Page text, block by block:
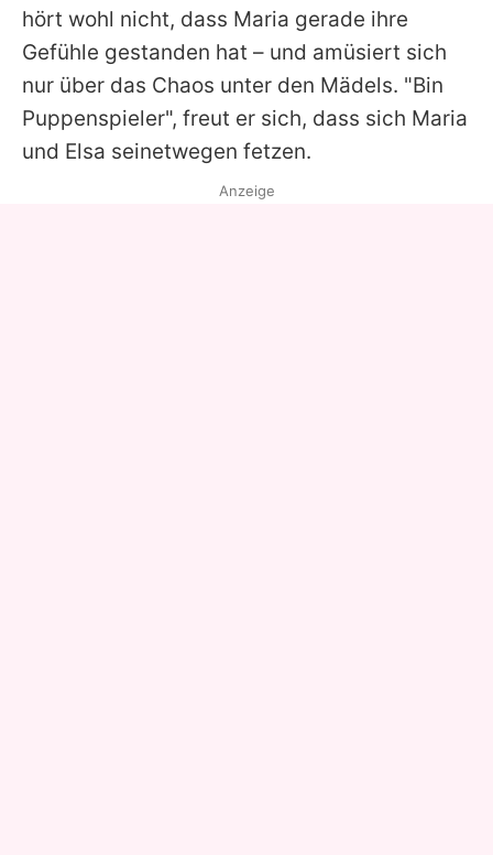
hört wohl nicht, dass Maria gerade ihre
Gefühle gestanden hat – und amüsiert sich
nur über das Chaos unter den Mädels. "Bin
Puppenspieler", freut er sich, dass sich Maria
und Elsa seinetwegen fetzen.
Anzeige